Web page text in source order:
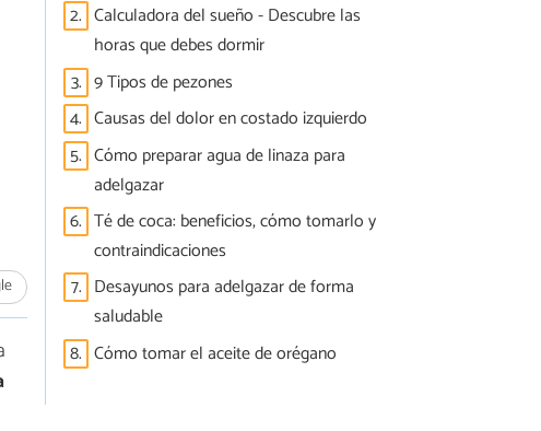
2. Calculadora del sueño - Descubre las
horas que debes dormir
3. 9 Tipos de pezones
4. Causas del dolor en costado izquierdo
5. Cómo preparar agua de linaza para
adelgazar
6. Té de coca: beneficios, cómo tomarlo y
contraindicaciones
7. Desayunos para adelgazar de forma
saludable
8. Cómo tomar el aceite de orégano